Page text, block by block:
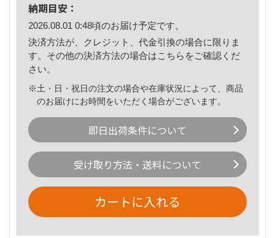
納期目安：
2026.08.01 0:48頃のお届け予定です。
決済方法が、クレジット、代金引換の場合に限りま
す。その他の決済方法の場合はこちら をご確認くだ
さい。
※土・日・祝日の注文の場合や在庫状況によって、商品
のお届けにお時間をいただく場合がございます。
即日出荷条件について
受け取り方法・送料について
カートに入れる